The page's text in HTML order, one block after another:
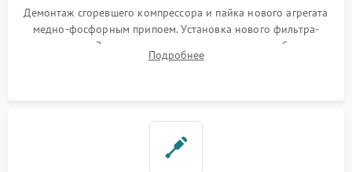
Демонтаж сгоревшего компрессора и пайка нового агрегата
медно-фосфорным припоем. Установка нового фильтра-
осушителя. Замена изношенных вентиляторов обдува,
сломанных заслонок или поврежденных дверных петель.
Подробнее